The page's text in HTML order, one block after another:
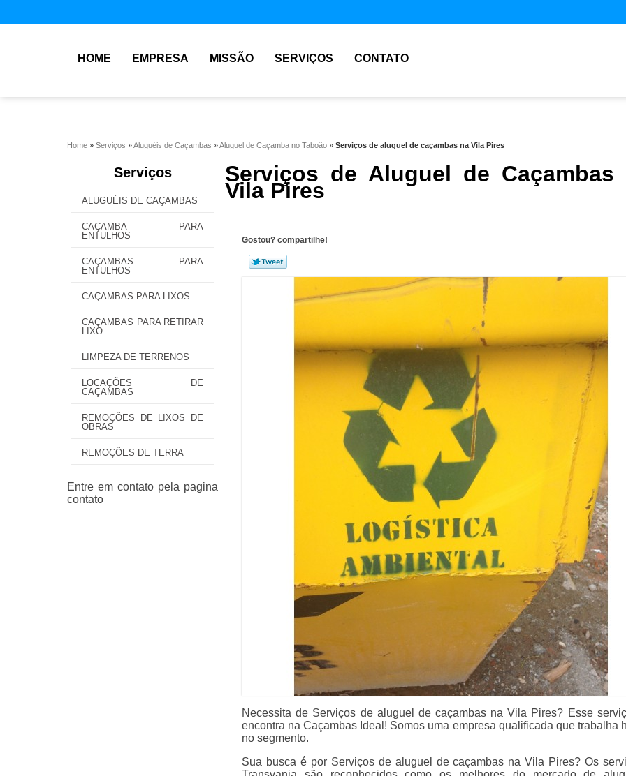
HOME EMPRESA MISSÃO SERVIÇOS CONTATO
Home » Serviços »Aluguéis de Caçambas »Aluguel de Caçamba no Taboão » Serviços de aluguel de caçambas na Vila Pires
Serviços
ALUGUÉIS DE CAÇAMBAS
CAÇAMBA PARA
ENTULHOS
CAÇAMBAS PARA
ENTULHOS
CAÇAMBAS PARA LIXOS
CAÇAMBAS PARA RETIRAR
LIXO
LIMPEZA DE TERRENOS
LOCAÇÕES DE
CAÇAMBAS
REMOÇÕES DE LIXOS DE
OBRAS
REMOÇÕES DE TERRA
Serviços de Aluguel de Caçambas
Vila Pires
Gostou? compartilhe!
Necessita de Serviços de aluguel de caçambas na Vila Pires? Esse
encontra na Caçambas Ideal! Somos uma empresa qualificada que trabalha
no segmento.
Sua busca é por Serviços de aluguel de caçambas na Vila Pires? Os